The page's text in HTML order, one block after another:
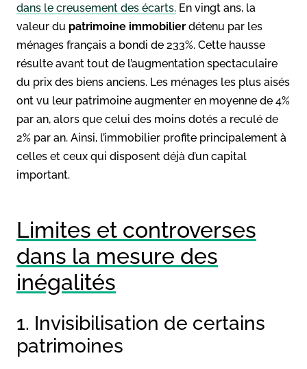
dans le creusement des écarts. En vingt ans, la
valeur du patrimoine immobilier détenu par les
ménages français a bondi de 233%. Cette hausse
résulte avant tout de l’augmentation spectaculaire
du prix des biens anciens. Les ménages les plus aisés
ont vu leur patrimoine augmenter en moyenne de 4%
par an, alors que celui des moins dotés a reculé de
2% par an. Ainsi, l’immobilier profite principalement à
celles et ceux qui disposent déjà d’un capital
important.
Limites et controverses
dans la mesure des
inégalités
1. Invisibilisation de certains
patrimoines